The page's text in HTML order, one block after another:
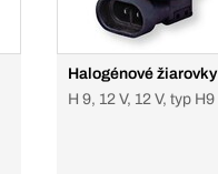
Halogénové žiarovky
H 9, 12 V, 12 V, typ H9